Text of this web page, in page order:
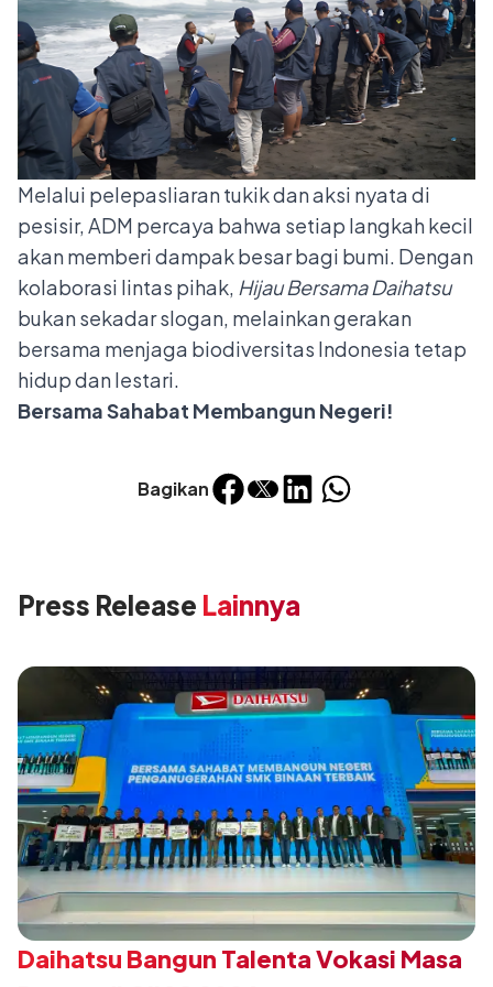
Bagikan
Melalui pelepasliaran tukik dan aksi nyata di
pesisir, ADM percaya bahwa setiap langkah kecil
akan memberi dampak besar bagi bumi. Dengan
kolaborasi lintas pihak, Hijau Bersama Daihatsu
bukan sekadar slogan, melainkan gerakan
bersama menjaga biodiversitas Indonesia tetap
hidup dan lestari.
Bersama Sahabat Membangun Negeri!
Press Release Lainnya
Daihatsu Bangun Talenta Vokasi Masa